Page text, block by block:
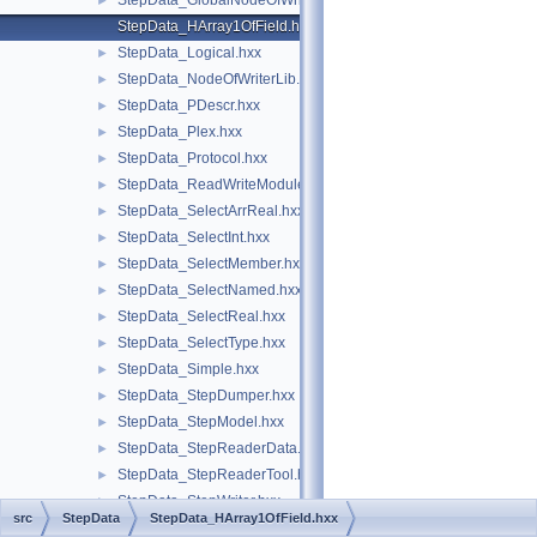
StepData_HArray1OfField.hxx
► StepData_Logical.hxx
► StepData_NodeOfWriterLib.hxx
► StepData_PDescr.hxx
► StepData_Plex.hxx
► StepData_Protocol.hxx
► StepData_ReadWriteModule.hxx
► StepData_SelectArrReal.hxx
► StepData_SelectInt.hxx
► StepData_SelectMember.hxx
► StepData_SelectNamed.hxx
► StepData_SelectReal.hxx
► StepData_SelectType.hxx
► StepData_Simple.hxx
► StepData_StepDumper.hxx
► StepData_StepModel.hxx
► StepData_StepReaderData.hxx
► StepData_StepReaderTool.hxx
► StepData_StepWriter.hxx
► StepData_UndefinedEntity.hxx
src StepData StepData_HArray1OfField.hxx